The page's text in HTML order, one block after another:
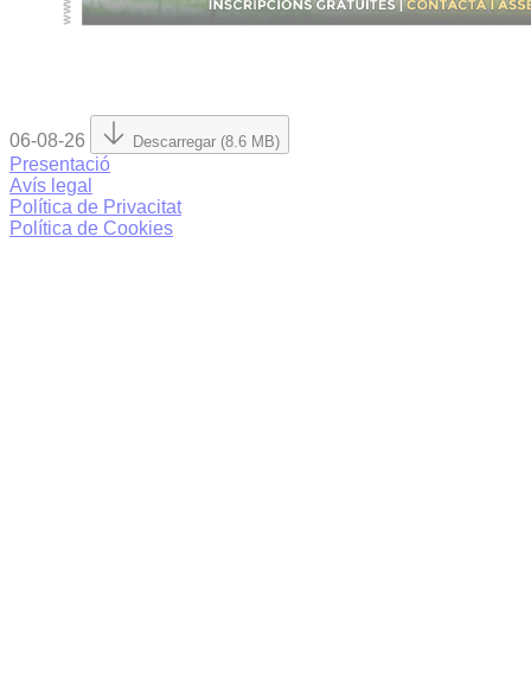
06-08-26 Descarregar (8.6 MB)
Presentació
Avís legal
Política de Privacitat
Política de Cookies